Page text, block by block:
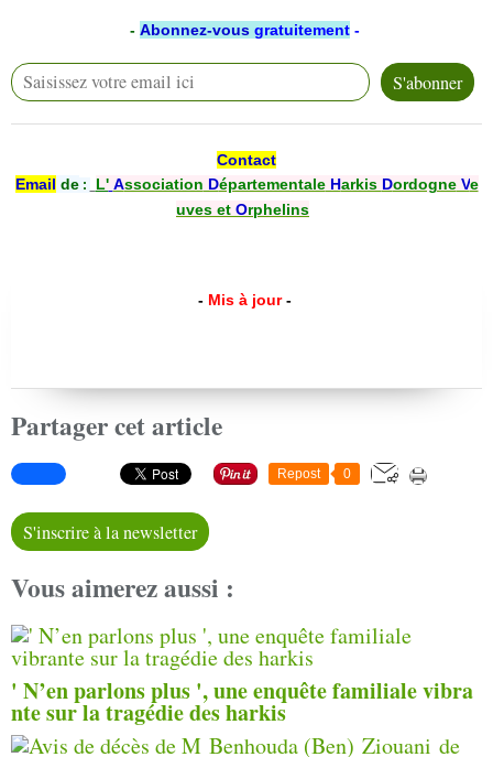
- Abonnez-vous gratuitement -
Contact
Email de : L' Association DépartementaleHarkis DordogneVe
uves et Orphelins
- Mis à jour -
Partager cet article
Repost 0
S'inscrire à la newsletter
Vous aimerez aussi :
' N’en parlons plus ', une enquête familiale vibra
nte sur la tragédie des harkis